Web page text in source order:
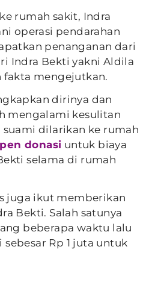
rumah sakit, Indra
operasi pendarahan
penanganan dari
Indra Bekti yakni Aldila
mengejutkan.
dirinya dan
mengalami kesulitan
suami dilarikan ke rumah
donasi untuk biaya
selama di rumah
juga ikut memberikan
Bekti. Salah satunya
beberapa waktu lalu
Rp 1 juta untuk